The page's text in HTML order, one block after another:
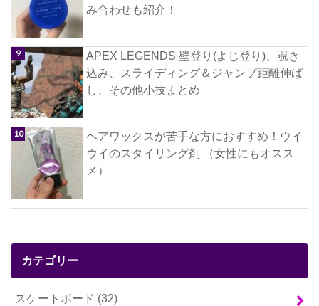
み合わせも紹介！
APEX LEGENDS 壁登り(よじ登り)、覗き
込み、スライディング＆ジャンプ距離伸ば
し、その他小技まとめ
ヘアワックスが苦手な方におすすめ！ウイ
ウイのスタイリング剤 （女性にもオスス
メ）
カテゴリー
スケートボード (32)